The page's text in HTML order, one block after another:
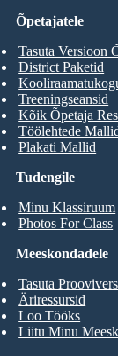
Tudengile
Minu Klassiruum
Photos For Class
Õpetajatele
Tasuta Versioon
District Paketid
Treeningseansid
Kõik Õpetaja
Töölehtede
Plakati Mallid
Meeskondadele
Tasuta
Äriressursid
Loo Tööks
Liitu Minu